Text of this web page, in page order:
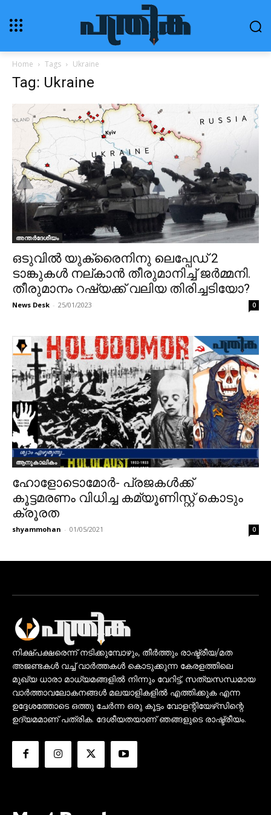
Home Tags Ukraine
Tag: Ukraine
അന്തർദേശീയം
ഒടുവിൽ യുക്രൈനിനു ലെപ്പേഡ് 2
ടാങ്കുകൾ നല്കാൻ തീരുമാനിച്ച് ജർമ്മനി.
തീരുമാനം റഷ്യക്ക് വലിയ തിരിച്ചടിയോ?
News Desk - 25/01/2023 0
ആനുകാലികം
ഹോളോടൊമോർ- പ്രജകൾക്ക്
കൂട്ടമരണം വിധിച്ച കമ്യൂണിസ്റ്റ് കൊടും
ക്രൂരത
shyammohan - 01/05/2021 0
നിക്ഷ്പക്ഷരെന്ന് നടിക്കുമ്പോഴും, തീർത്തും രാഷ്ട്രീയ/മത
അജണ്ടകൾ വച്ച് വാർത്തകൾ കൊടുക്കുന്ന കേരളത്തിലെ
മുഖ്യ ധാരാ മാധ്യമങ്ങളിൽ നിന്നും വേറിട്ട്, സത്യസന്ധമായ
വാർത്താവലോകനങ്ങൾ മലയാളികളിൽ എത്തിക്കുക എന്ന
ഉദ്ദേശത്തോടെ ഒത്തു ചേർന്ന ഒരു കൂട്ടം വോളന്റിയേഴ്‌സിന്റെ
ഉദ്യമമാണ് പത്രിക. ദേശീയതയാണ് ഞങ്ങളുടെ രാഷ്ട്രീയം.